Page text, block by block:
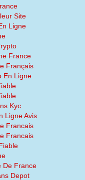
Site
Ligne
France
Français
En Ligne
Kyc
Ligne Avis
Francais
Francais
De France
Depot